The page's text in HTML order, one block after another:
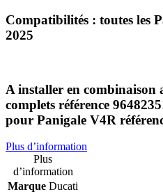
Compatibilités : toutes les
2025
A installer en combinaison
complets référence
pour Panigale V4R
Plus d’information
Plus
d’information
Marque Ducati